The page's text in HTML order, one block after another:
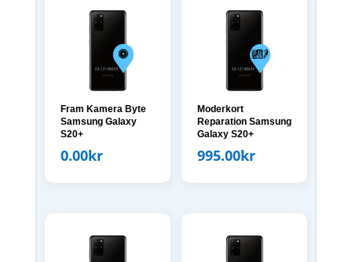
Fram Kamera Byte
Samsung Galaxy
S20+
0.00kr
Moderkort
Reparation Samsung
Galaxy S20+
995.00kr